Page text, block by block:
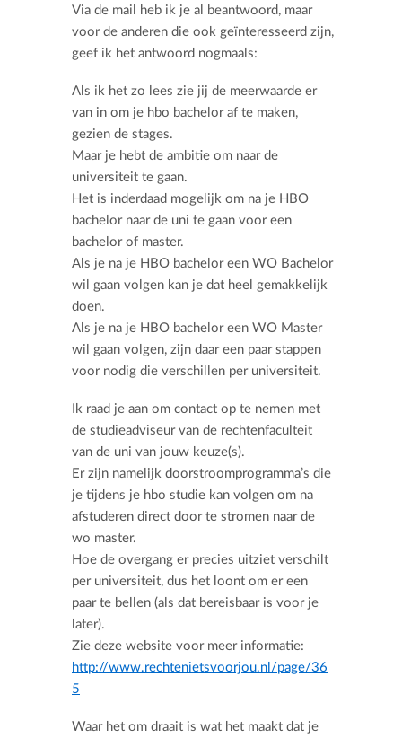
Via de mail heb ik je al beantwoord, maar
voor de anderen die ook geïnteresseerd zijn,
geef ik het antwoord nogmaals:
Als ik het zo lees zie jij de meerwaarde er
van in om je hbo bachelor af te maken,
gezien de stages.
Maar je hebt de ambitie om naar de
universiteit te gaan.
Het is inderdaad mogelijk om na je HBO
bachelor naar de uni te gaan voor een
bachelor of master.
Als je na je HBO bachelor een WO Bachelor
wil gaan volgen kan je dat heel gemakkelijk
doen.
Als je na je HBO bachelor een WO Master
wil gaan volgen, zijn daar een paar stappen
voor nodig die verschillen per universiteit.
Ik raad je aan om contact op te nemen met
de studieadviseur van de rechtenfaculteit
van de uni van jouw keuze(s).
Er zijn namelijk doorstroomprogramma’s die
je tijdens je hbo studie kan volgen om na
afstuderen direct door te stromen naar de
wo master.
Hoe de overgang er precies uitziet verschilt
per universiteit, dus het loont om er een
paar te bellen (als dat bereisbaar is voor je
later).
Zie deze website voor meer informatie:
http://www.rechtenietsvoorjou.nl/page/36
5
Waar het om draait is wat het maakt dat je